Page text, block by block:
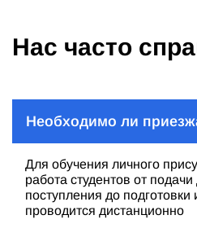
Нас часто
Необходимо ли
Для обучения личного
работа студентов от
поступления до
проводится дистанционно